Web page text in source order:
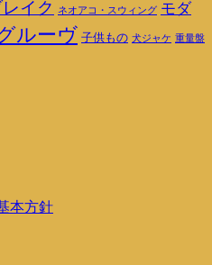
イク ネオアコ・スウィング モダ
ルーヴ 子供もの 犬ジャケ 重量盤
本方針